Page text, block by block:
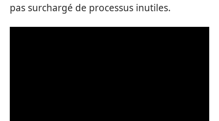
pas surchargé de processus inutiles.